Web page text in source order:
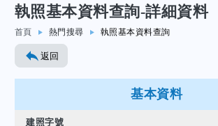
跳至主要內容
執照基本資料查詢-詳細資料
首頁 熱門搜尋 執照基本資料查詢
返回
基本資料
建照字號